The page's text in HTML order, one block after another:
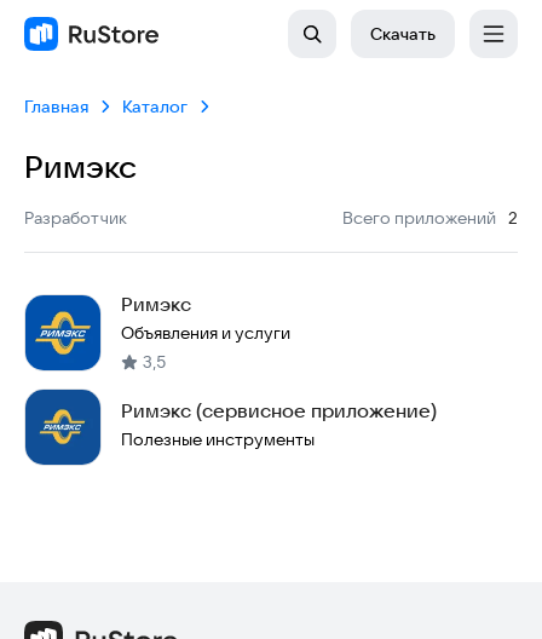
Скачать
Главная Каталог
Римэкс
Разработчик Всего приложений
: 2
Римэкс
Объявления и услуги
3,5
Римэкс (сервисное приложение)
Полезные инструменты